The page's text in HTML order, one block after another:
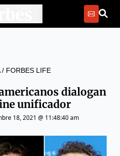
/ FORBES LIFE
dialogan
unificador
18, 2021 @ 11:48:40 am